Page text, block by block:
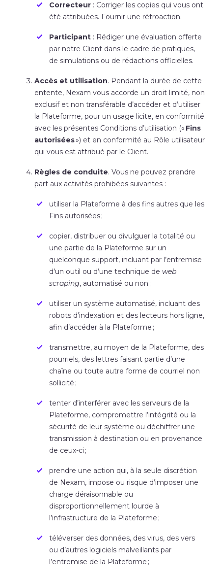
Correcteur : Corriger les copies qui vous ont
été attribuées. Fournir une rétroaction.
Participant : Rédiger une évaluation offerte
par notre Client dans le cadre de pratiques,
de simulations ou de rédactions officielles.
Accès et utilisation. Pendant la durée de cette
entente, Nexam vous accorde un droit limité, non
exclusif et non transférable d’accéder et d’utiliser
la Plateforme, pour un usage licite, en conformité
avec les présentes Conditions d’utilisation (« Fins
autorisées») et en conformité au Rôle utilisateur
qui vous est attribué par le Client.
Règles de conduite. Vous ne pouvez prendre
part aux activités prohibées suivantes :
utiliser la Plateforme à des fins autres que les
Fins autorisées ;
copier, distribuer ou divulguer la totalité ou
une partie de la Plateforme sur un
quelconque support, incluant par l’entremise
d’un outil ou d’une technique de web
scraping, automatisé ou non ;
utiliser un système automatisé, incluant des
robots d’indexation et des lecteurs hors ligne,
afin d’accéder à la Plateforme ;
transmettre, au moyen de la Plateforme, des
pourriels, des lettres faisant partie d’une
chaîne ou toute autre forme de courriel non
sollicité ;
tenter d’interférer avec les serveurs de la
Plateforme, compromettre l’intégrité ou la
sécurité de leur système ou déchiffrer une
transmission à destination ou en provenance
de ceux-ci ;
prendre une action qui, à la seule discrétion
de Nexam, impose ou risque d’imposer une
charge déraisonnable ou
disproportionnellement lourde à
l’infrastructure de la Plateforme ;
téléverser des données, des virus, des vers
ou d’autres logiciels malveillants par
l’entremise de la Plateforme ;